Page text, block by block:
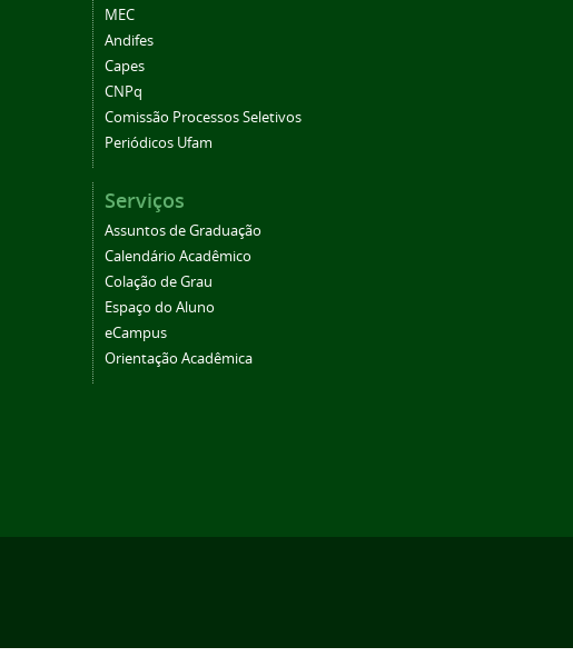
MEC
Andifes
Capes
CNPq
Comissão Processos Seletivos
Periódicos Ufam
Serviços
Assuntos de Graduação
Calendário Acadêmico
Colação de Grau
Espaço do Aluno
eCampus
Orientação Acadêmica